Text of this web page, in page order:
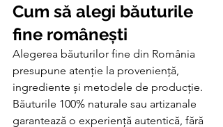
Cum să alegi băuturile
fine românești
Alegerea băuturilor fine din România
presupune atenție la proveniență,
ingrediente și metodele de producție.
Băuturile 100% naturale sau artizanale
garantează o experiență autentică, fără